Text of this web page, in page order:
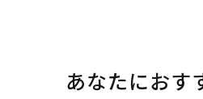
あなたにおす